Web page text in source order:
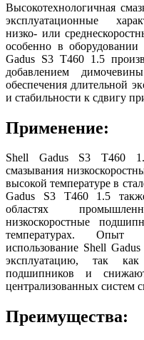
Высокотехнологичная
эксплуатационные
низко- или
особенно в
Gadus S3 T460 1.5
добавлением
обеспечения длительной
и стабильности к сдвигу
Применение:
Shell Gadus S3 T460
смазывания
высокой температуре в
Gadus S3 T460 1.5
областях
низкоскоростные
температурах. Опыт
использование Shell
эксплуатацию, так
подшипников и
централизованных систем
Преимущества: